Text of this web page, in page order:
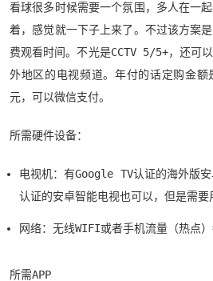
看球很多时候需要一个氛围，多人在一
着，感觉就一下子上来了。不过该方案
费观看时间。不光是CCTV 5/5+，还可
外地区的电视频道。年付的话定购金
元，可以微信支付。
所需硬件设备：
电视机：有Google TV认证的海外版
认证的安卓智能电视也可以，但是需要
网络：无线WIFI或者手机流量（热点
所需APP